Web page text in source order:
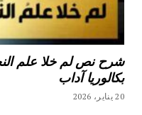
شرح نص لم خلا علم
بكالوريا آداب
20 يناير، 2026